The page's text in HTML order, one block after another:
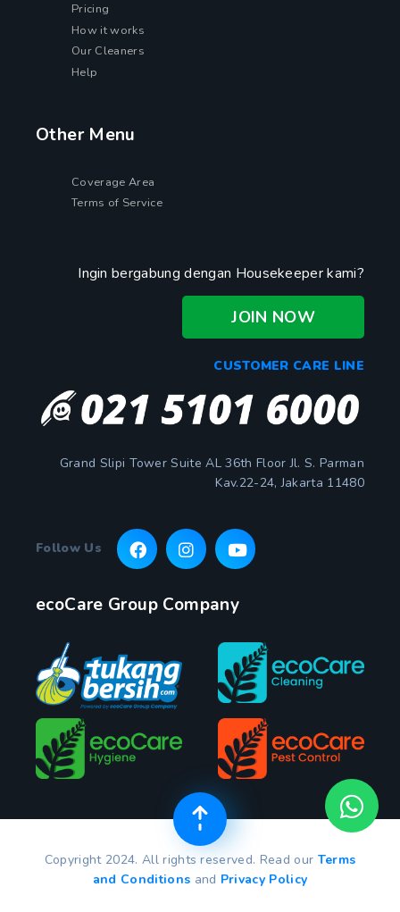
Pricing
How it works
Our Cleaners
Help
Other Menu
Coverage Area
Terms of Service
Ingin bergabung dengan Housekeeper kami?
JOIN NOW
CUSTOMER CARE LINE
Grand Slipi Tower Suite AL 36th Floor Jl. S. Parman
Kav.22-24, Jakarta 11480
Follow Us
ecoCare Group Company
Copyright 2024. All rights reserved. Read our Terms
and Conditions and Privacy Policy